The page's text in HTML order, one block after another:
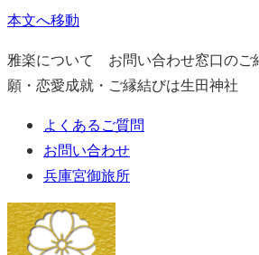
本文へ移動
雅楽について お問い合わせ窓口のご
願・恋愛成就・ご縁結びは生田神社
よくあるご質問
お問い合わせ
兵庫宮御旅所